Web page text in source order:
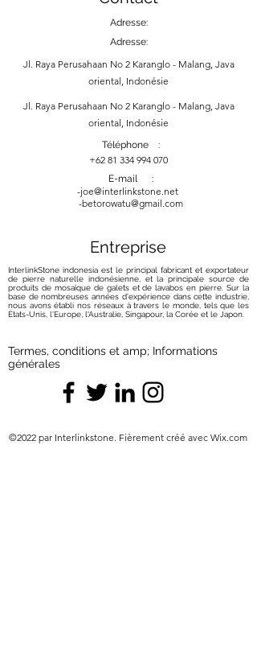
Adresse:
Adresse:
Jl. Raya Perusahaan No 2 Karanglo - Malang, Java
oriental, Indonésie
Jl. Raya Perusahaan No 2 Karanglo - Malang, Java
oriental, Indonésie
Téléphone :
+62 81 334 994 070
E-mail :
-joe@interlinkstone.net
-betorowatu@gmail.com
Entreprise
InterlinkStone indonesia est le principal fabricant et exportateur
de pierre naturelle indonésienne, et la principale source de
produits de mosaïque de galets et de lavabos en pierre. Sur la
base de nombreuses années d'expérience dans cette industrie,
nous avons établi nos réseaux à travers le monde, tels que les
États-Unis, l'Europe, l'Australie, Singapour, la Corée et le Japon.
Termes, conditions et amp; Informations
générales
©2022 par Interlinkstone. Fièrement créé avec Wix.com